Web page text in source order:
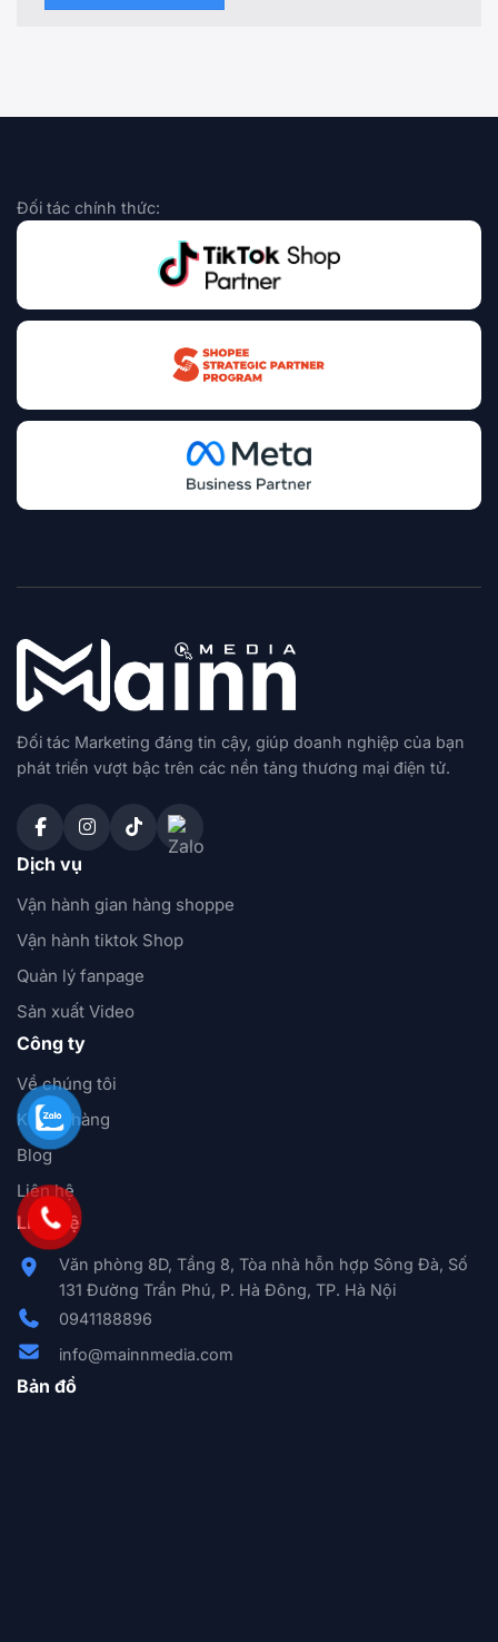
Đối tác chính thức:
Đối tác Marketing đáng tin cậy, giúp doanh nghiệp của bạn
phát triển vượt bậc trên các nền tảng thương mại điện tử.
Dịch vụ
Vận hành gian hàng shoppe
Vận hành tiktok Shop
Quản lý fanpage
Sản xuất Video
Công ty
Về chúng tôi
Khách hàng
Blog
Liên hệ
Liên hệ
Văn phòng 8D, Tầng 8, Tòa nhà hỗn hợp Sông Đà, Số
131 Đường Trần Phú, P. Hà Đông, TP. Hà Nội
0941188896
info@mainnmedia.com
Bản đồ